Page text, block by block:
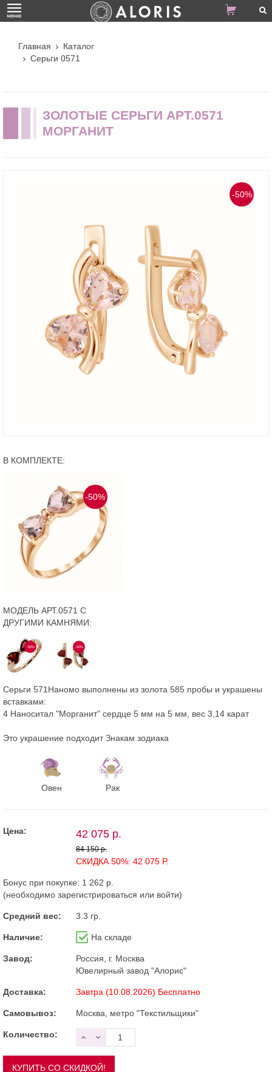
Главная
Каталог
Серьги 0571
ЗОЛОТЫЕ СЕРЬГИ АРТ.0571
МОРГАНИТ
-50%
В КОМПЛЕКТЕ:
-50%
МОДЕЛЬ АРТ.0571 С
ДРУГИМИ КАМНЯМИ:
-50% -50%
Серьги 571Наномо выполнены из золота 585 пробы и украшены
вставками:
4 Наноситал "Морганит" сердце 5 мм на 5 мм, вес 3,14 карат
Это украшение подходит Знакам зодиака
Овен Рак
Цена: 42 075 р.
84 150 р.
СКИДКА 50%: 42 075 Р.
Бонус при покупке: 1 262 р.
(необходимо зарегистрироваться или войти)
Средний вес: 3.3 гр.
Наличие: На складе
Завод:
Россия, г. Москва
Ювелирный завод "Алорис"
Доставка: Завтра (10.08.2026) Бесплатно
Самовывоз: Москва, метро "Текстильщики"
Количество: